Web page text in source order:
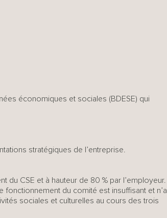
économiques et sociales (BDESE) qui
stratégiques de l’entreprise.
du CSE et à hauteur de 80 % par l’employeur.
du comité est insuffisant et n’a
sociales et culturelles au cours des trois